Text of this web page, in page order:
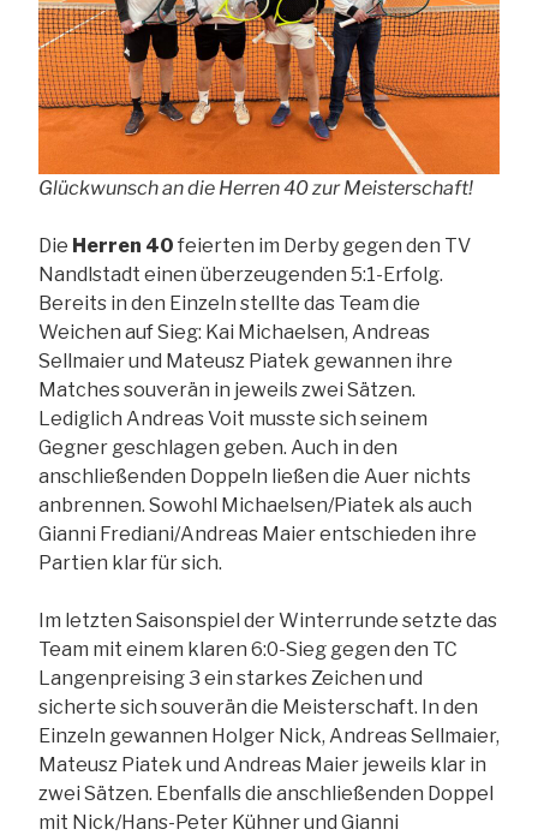
Glückwunsch an die Herren 40 zur Meisterschaft!
Die Herren 40 feierten im Derby gegen den TV
Nandlstadt einen überzeugenden 5:1-Erfolg.
Bereits in den Einzeln stellte das Team die
Weichen auf Sieg: Kai Michaelsen, Andreas
Sellmaier und Mateusz Piatek gewannen ihre
Matches souverän in jeweils zwei Sätzen.
Lediglich Andreas Voit musste sich seinem
Gegner geschlagen geben. Auch in den
anschließenden Doppeln ließen die Auer nichts
anbrennen. Sowohl Michaelsen/Piatek als auch
Gianni Frediani/Andreas Maier entschieden ihre
Partien klar für sich.
Im letzten Saisonspiel der Winterrunde setzte das
Team mit einem klaren 6:0-Sieg gegen den TC
Langenpreising 3 ein starkes Zeichen und
sicherte sich souverän die Meisterschaft. In den
Einzeln gewannen Holger Nick, Andreas Sellmaier,
Mateusz Piatek und Andreas Maier jeweils klar in
zwei Sätzen. Ebenfalls die anschließenden Doppel
mit Nick/Hans-Peter Kühner und Gianni